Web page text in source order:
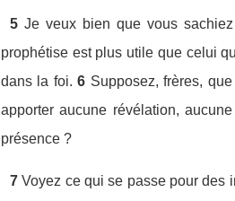
5 Je veux bien que vous
prophétise est plus utile que celui
dans la foi. 6 Supposez, frères,
apporter aucune révélation,
présence ?
7 Voyez ce qui se passe pour des